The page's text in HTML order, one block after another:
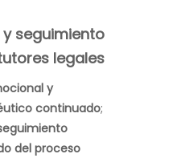
seguimiento
legales
y
continuado;
del proceso